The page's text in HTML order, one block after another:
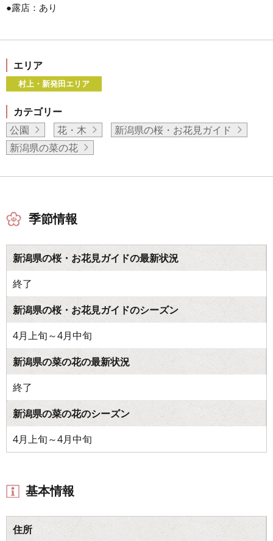
●露店：あり
エリア
村上・新発田エリア
カテゴリー
公園
花・木
新潟県の桜・お花見ガイド
新潟県の菜の花
季節情報
新潟県の桜・お花見ガイドの最新状況
終了
新潟県の桜・お花見ガイドのシーズン
4月上旬～4月中旬
新潟県の菜の花の最新状況
終了
新潟県の菜の花のシーズン
4月上旬～4月中旬
基本情報
住所